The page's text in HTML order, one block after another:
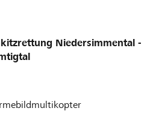
Niedersimmental -